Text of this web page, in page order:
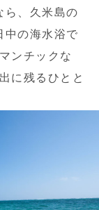
ら、久米島の
中の海水浴で
ンチックな
に残るひとと